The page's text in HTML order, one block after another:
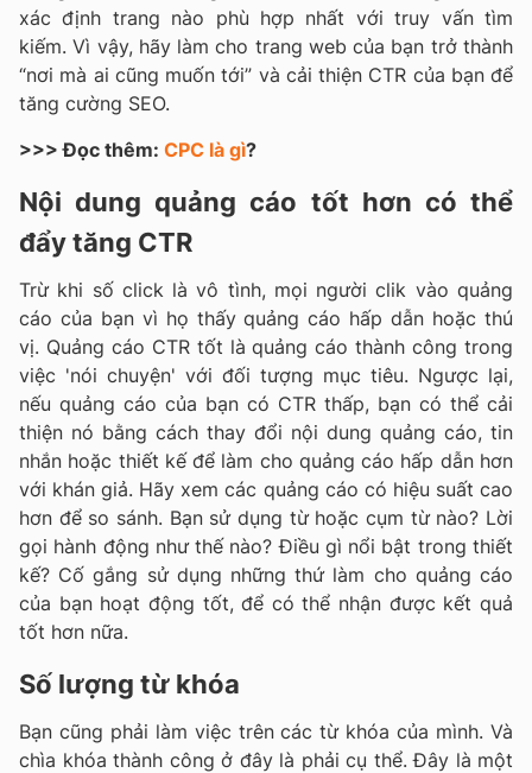
xác định trang nào phù hợp nhất với truy vấn tìm
kiếm. Vì vậy, hãy làm cho trang web của bạn trở thành
“nơi mà ai cũng muốn tới” và cải thiện CTR của bạn để
tăng cường SEO.
>>> Đọc thêm: CPC là gì?
Nội dung quảng cáo tốt hơn có thể
đẩy tăng CTR
Trừ khi số click là vô tình, mọi người clik vào quảng
cáo của bạn vì họ thấy quảng cáo hấp dẫn hoặc thú
vị. Quảng cáo CTR tốt là quảng cáo thành công trong
việc 'nói chuyện' với đối tượng mục tiêu. Ngược lại,
nếu quảng cáo của bạn có CTR thấp, bạn có thể cải
thiện nó bằng cách thay đổi nội dung quảng cáo, tin
nhắn hoặc thiết kế để làm cho quảng cáo hấp dẫn hơn
với khán giả. Hãy xem các quảng cáo có hiệu suất cao
hơn để so sánh. Bạn sử dụng từ hoặc cụm từ nào? Lời
gọi hành động như thế nào? Điều gì nổi bật trong thiết
kế? Cố gắng sử dụng những thứ làm cho quảng cáo
của bạn hoạt động tốt, để có thể nhận được kết quả
tốt hơn nữa.
Số lượng từ khóa
Bạn cũng phải làm việc trên các từ khóa của mình. Và
chìa khóa thành công ở đây là phải cụ thể. Đây là một